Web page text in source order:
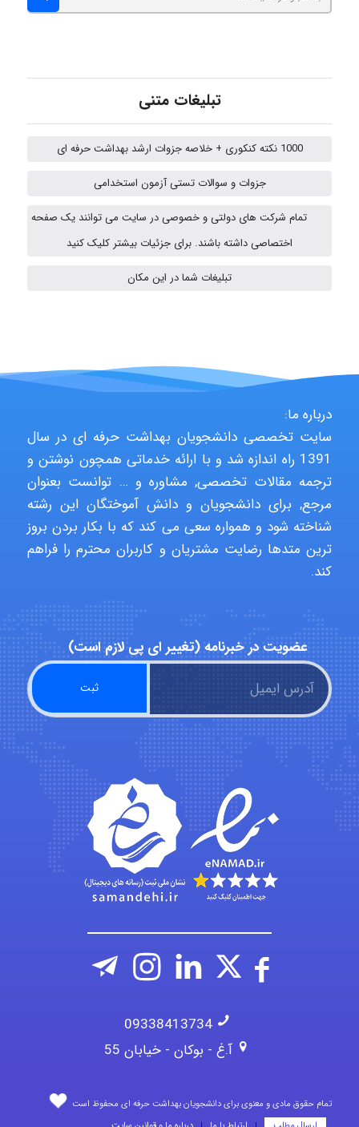
A.balandeh
fatima
Jafar Tym
aghajari vahid
malekf
abolfazlkoshehe
abolfazlkoshehe
A.balandeh
fatima
Jafar Tym
aghajari vahid
تبلیغات متنی
1000 نکته کنکوری + خلاصه جزوات ارشد بهداشت حرفه ای
جزوات و سوالات تستی آزمون استخدامی
تمام شرکت های دولتی و خصوصی در سایت می توانند یک صفحه
اختصاصی داشته باشند. برای جزئیات بیشتر کلیک کنید
تبلیغات شما در این مکان
درباره ما:
سایت تخصصی دانشجویان بهداشت حرفه ای در سال
1391 راه اندازه شد و با ارائه خدماتی همچون نوشتن و
ترجمه مقالات تخصصی, مشاوره و … توانست بعنوان
مرجع, برای دانشجویان و دانش آموختگان این رشته
شناخته شود و همواره سعی می کند که با بکار بردن بروز
ترین متدها رضایت مشتریان و کاربران محترم را فراهم
کند.
عضویت در خبرنامه (تغییر ای پی لازم است)
09338413734
آ.غ - بوکان - خیابان 55
تمام حقوق مادی و معنوی برای دانشجویان بهداشت حرفه ای محفوظ است